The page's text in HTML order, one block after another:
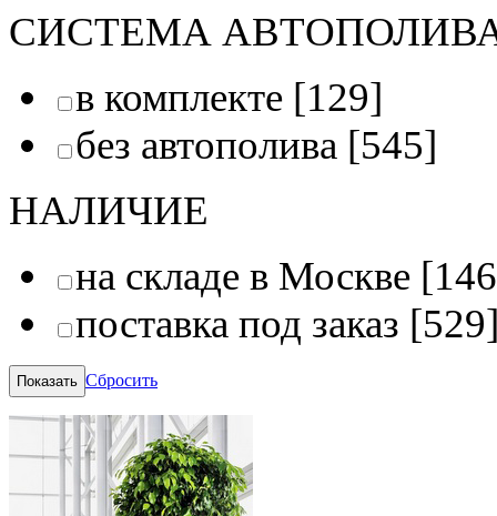
СИСТЕМА
в комплекте [129]
без автополива [545]
НАЛИЧИЕ
на складе в Москве
поставка под заказ
Сбросить